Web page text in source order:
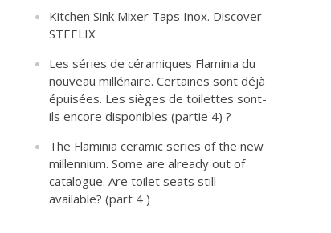
Kitchen Sink Mixer Taps Inox. Discover
STEELIX
Les séries de céramiques Flaminia du
nouveau millénaire. Certaines sont déjà
épuisées. Les sièges de toilettes sont-
ils encore disponibles (partie 4) ?
The Flaminia ceramic series of the new
millennium. Some are already out of
catalogue. Are toilet seats still
available? (part 4 )